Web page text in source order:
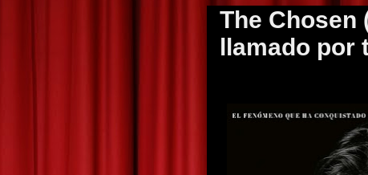
The Chosen
llamado por